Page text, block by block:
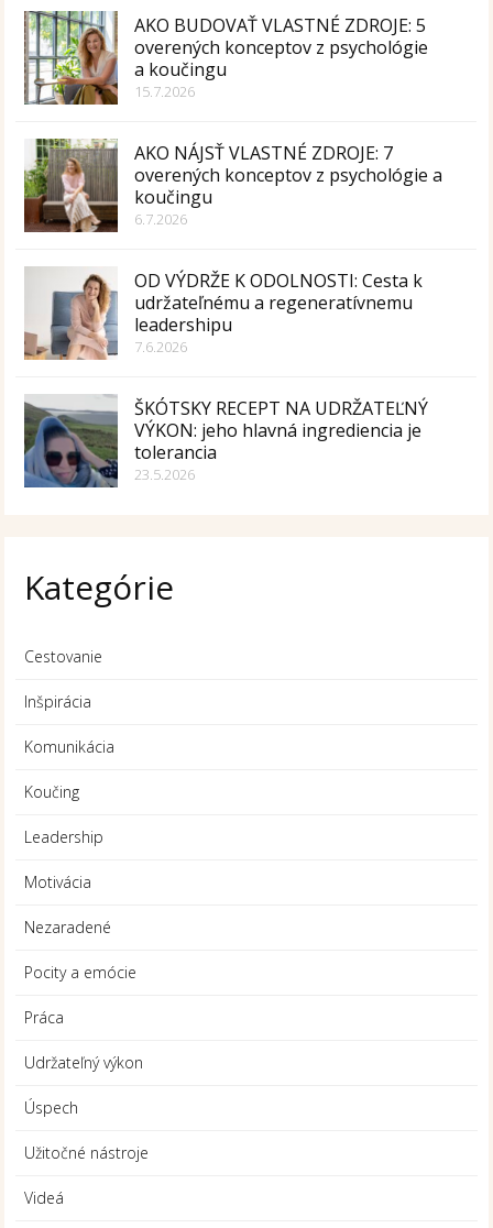
AKO BUDOVAŤ VLASTNÉ ZDROJE: 5
overených konceptov z psychológie
a koučingu
15.7.2026
AKO NÁJSŤ VLASTNÉ ZDROJE: 7
overených konceptov z psychológie a
koučingu
6.7.2026
OD VÝDRŽE K ODOLNOSTI: Cesta k
udržateľnému a regeneratívnemu
leadershipu
7.6.2026
ŠKÓTSKY RECEPT NA UDRŽATEĽNÝ
VÝKON: jeho hlavná ingrediencia je
tolerancia
23.5.2026
Kategórie
Cestovanie
Inšpirácia
Komunikácia
Koučing
Leadership
Motivácia
Nezaradené
Pocity a emócie
Práca
Udržateľný výkon
Úspech
Užitočné nástroje
Videá